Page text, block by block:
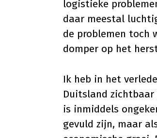
logistieke
daar meestal
de problemen toch
domper op het
Ik heb in het
Duitsland
is inmiddels
gevuld zijn, maar